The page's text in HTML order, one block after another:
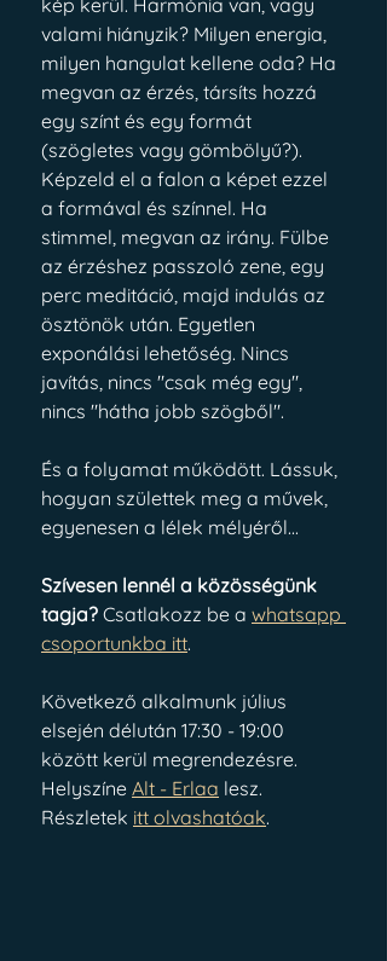
kép kerül. Harmónia van, vagy
valami hiányzik? Milyen energia,
milyen hangulat kellene oda? Ha
megvan az érzés, társíts hozzá
egy színt és egy formát
(szögletes vagy gömbölyű?).
Képzeld el a falon a képet ezzel
a formával és színnel. Ha
stimmel, megvan az irány. Fülbe
az érzéshez passzoló zene, egy
perc meditáció, majd indulás az
ösztönök után. Egyetlen
exponálási lehetőség. Nincs
javítás, nincs "csak még egy",
nincs "hátha jobb szögből".
És a folyamat működött. Lássuk,
hogyan születtek meg a művek,
egyenesen a lélek mélyéről...
Szívesen lennél a közösségünk
tagja? Csatlakozz be a whatsapp
csoportunkba itt.
Következő alkalmunk július
elsején délután 17:30 - 19:00
között kerül megrendezésre.
Helyszíne Alt - Erlaa lesz.
Részletek itt olvashatóak.